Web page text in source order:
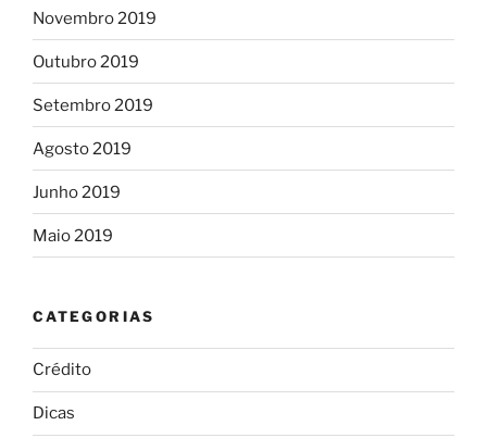
Novembro 2019
Outubro 2019
Setembro 2019
Agosto 2019
Junho 2019
Maio 2019
CATEGORIAS
Crédito
Dicas